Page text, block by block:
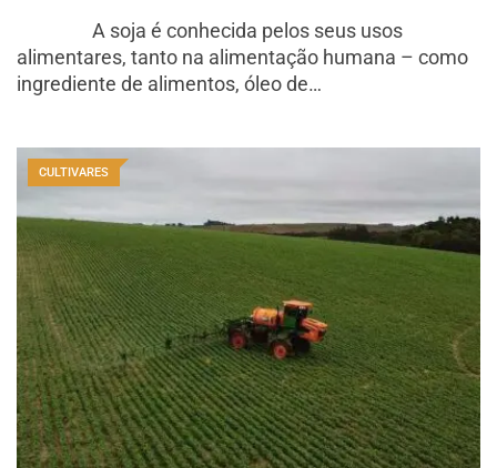
A soja é conhecida pelos seus usos
alimentares, tanto na alimentação humana – como
ingrediente de alimentos, óleo de…
CULTIVARES